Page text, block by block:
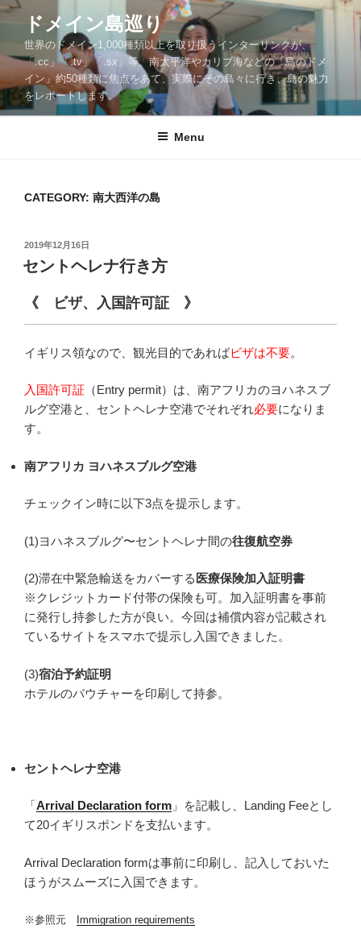
Skip
content
ドメイン島巡り
世界のドメイン1,000種類以上を取り扱うインターリンクが、
「.cc」「.tv」「.sx」等、南太平洋やカリブ海などの「島のドメ
イン」約50種類に焦点をあて、実際にその島々に行き、島の魅力
をレポートします。
Menu
CATEGORY: 南大西洋の島
POSTED
ON
2019年12月16日
セントヘレナ行き方
《 ビザ、入国許可証 》
イギリス領なので、観光目的であればビザは不要。
入国許可証 （Entry permit）は、南アフリカのヨハネスブ
ルグ空港と、セントヘレナ空港でそれぞれ必要になりま
す。
南アフリカ ヨハネスブルグ空港
チェックイン時に以下3点を提示します。
(1)ヨハネスブルグ〜セントヘレナ間の往復航空券
(2)滞在中緊急輸送をカバーする 医療保険加入証明書
※クレジットカード付帯の保険も可。加入証明書を事前
に発行し持参した方が良い。今回は補償内容が記載され
ているサイトをスマホで提示し入国できました。
(3)宿泊予約証明
ホテルのバウチャーを印刷して持参。
セントヘレナ空港
「Arrival Declaration form 」を記載し、Landing Feeとし
て20イギリスポンドを支払います。
Arrival Declaration formは事前に印刷し、記入しておいた
ほうがスムーズに入国できます。
※参照元 Immigration requirements